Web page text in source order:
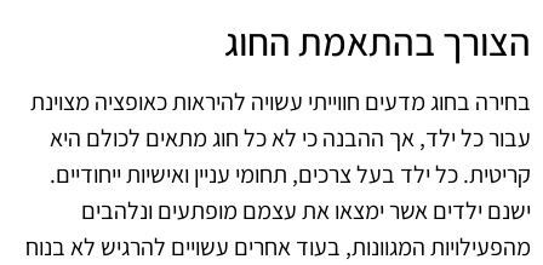
הצורך בהתאמת החוג
בחירה בחוג מדעים חווייתי עשויה להיראות כאופציה מצוינת
עבור כל ילד, אך ההבנה כי לא כל חוג מתאים לכולם היא
קריטית. כל ילד בעל צרכים, תחומי עניין ואישיות ייחודיים.
ישנם ילדים אשר ימצאו את עצמם מופתעים ונלהבים
מהפעילויות המגוונות, בעוד אחרים עשויים להרגיש לא בנוח